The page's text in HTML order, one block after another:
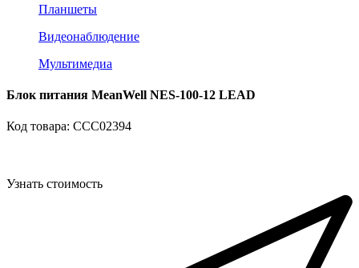
Планшеты
Видеонаблюдение
Мультимедиа
Блок питания MeanWell NES-100-12 LEAD
Код товара: ССС02394
Узнать стоимость